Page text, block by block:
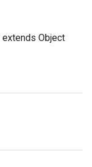
extends Object